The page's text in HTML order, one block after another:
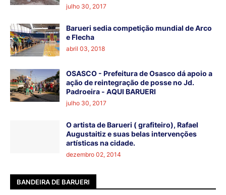
julho 30, 2017
Barueri sedia competição mundial de Arco
e Flecha
abril 03, 2018
OSASCO - Prefeitura de Osasco dá apoio a
ação de reintegração de posse no Jd.
Padroeira - AQUI BARUERI
julho 30, 2017
O artista de Barueri ( grafiteiro), Rafael
Augustaitiz e suas belas intervenções
artísticas na cidade.
dezembro 02, 2014
BANDEIRA DE BARUERI